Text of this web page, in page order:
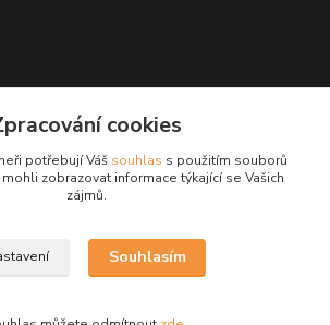
608 777 028cookies
potřebují Váš souhlas s použitím souborů
zobrazovat informace týkající se Vašich
zájmů.
Souhlasím